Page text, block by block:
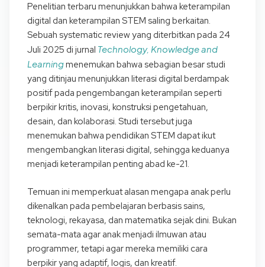
Penelitian terbaru menunjukkan bahwa keterampilan
digital dan keterampilan STEM saling berkaitan.
Sebuah systematic review yang diterbitkan pada 24
Juli 2025 di jurnal Technology, Knowledge and
Learningmenemukan bahwa sebagian besar studi
yang ditinjau menunjukkan literasi digital berdampak
positif pada pengembangan keterampilan seperti
berpikir kritis, inovasi, konstruksi pengetahuan,
desain, dan kolaborasi. Studi tersebut juga
menemukan bahwa pendidikan STEM dapat ikut
mengembangkan literasi digital, sehingga keduanya
menjadi keterampilan penting abad ke-21.
Temuan ini memperkuat alasan mengapa anak perlu
dikenalkan pada pembelajaran berbasis sains,
teknologi, rekayasa, dan matematika sejak dini. Bukan
semata-mata agar anak menjadi ilmuwan atau
programmer, tetapi agar mereka memiliki cara
berpikir yang adaptif, logis, dan kreatif.